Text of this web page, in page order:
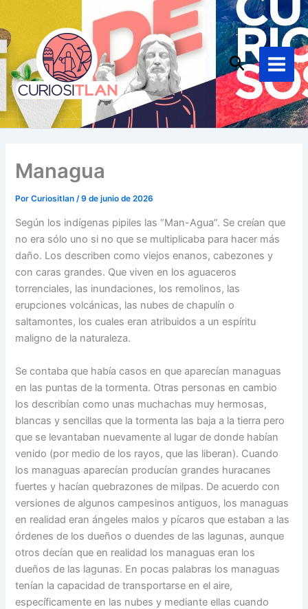
al
contenido
Buscar
Main
Menu
Managua
PorCuriositlan/9 de junio de 2026
Según los indígenas pipiles las “Man-Agua”. Se creían que
no era sólo uno si no que se multiplicaba para hacer más
daño. Los describen como viejos enanos, cabezones y
con caras grandes. Que viven en los aguaceros
torrenciales, las inundaciones, los remolinos, las
erupciones volcánicas, las nubes de chapulín o
saltamontes, los cuales eran atribuidos a un espíritu
maligno de la naturaleza.
Se contaba que había casos en que aparecían managuas
en las puntas de la tormenta. Otras personas en cambio
los describían como unas muchachas muy hermosas,
blancas y sencillas que la tormenta las baja a la tierra pero
que se levantaban nuevamente al lugar de donde habían
venido (por medio de los rayos, que las liberan). Cuando
los managuas aparecían producían grandes huracanes
fuertes y hacían quebrazones de milpas. De acuerdo con
versiones de algunos campesinos antiguos, los managuas
en realidad eran ángeles malos y pícaros que estaban a las
órdenes de los dueños o duendes de las lagunas, aunque
otros decían que en realidad los managuas eran los
dueños de las lagunas. En pocas palabras los managuas
tenían la capacidad de transportarse en el aire,
específicamente en las nubes y mediante ellas cuando